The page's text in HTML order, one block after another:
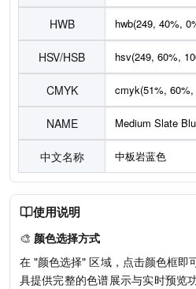
HWB
HSV/HSB
CMYK
NAME
中文名称
使用说明
🎨 颜色选择方式
在 "颜色选择" 区域，点击颜色框即
具提供完整的色谱展示与实时预览